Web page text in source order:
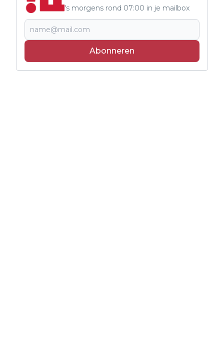
's morgens rond 07:00 in je mailbox
Abonneren